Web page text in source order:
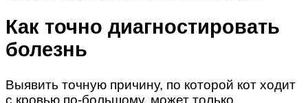
Как точно диагностировать
болезнь
Выявить точную причину, по которой кот ходит
с кровью по-большому, может только